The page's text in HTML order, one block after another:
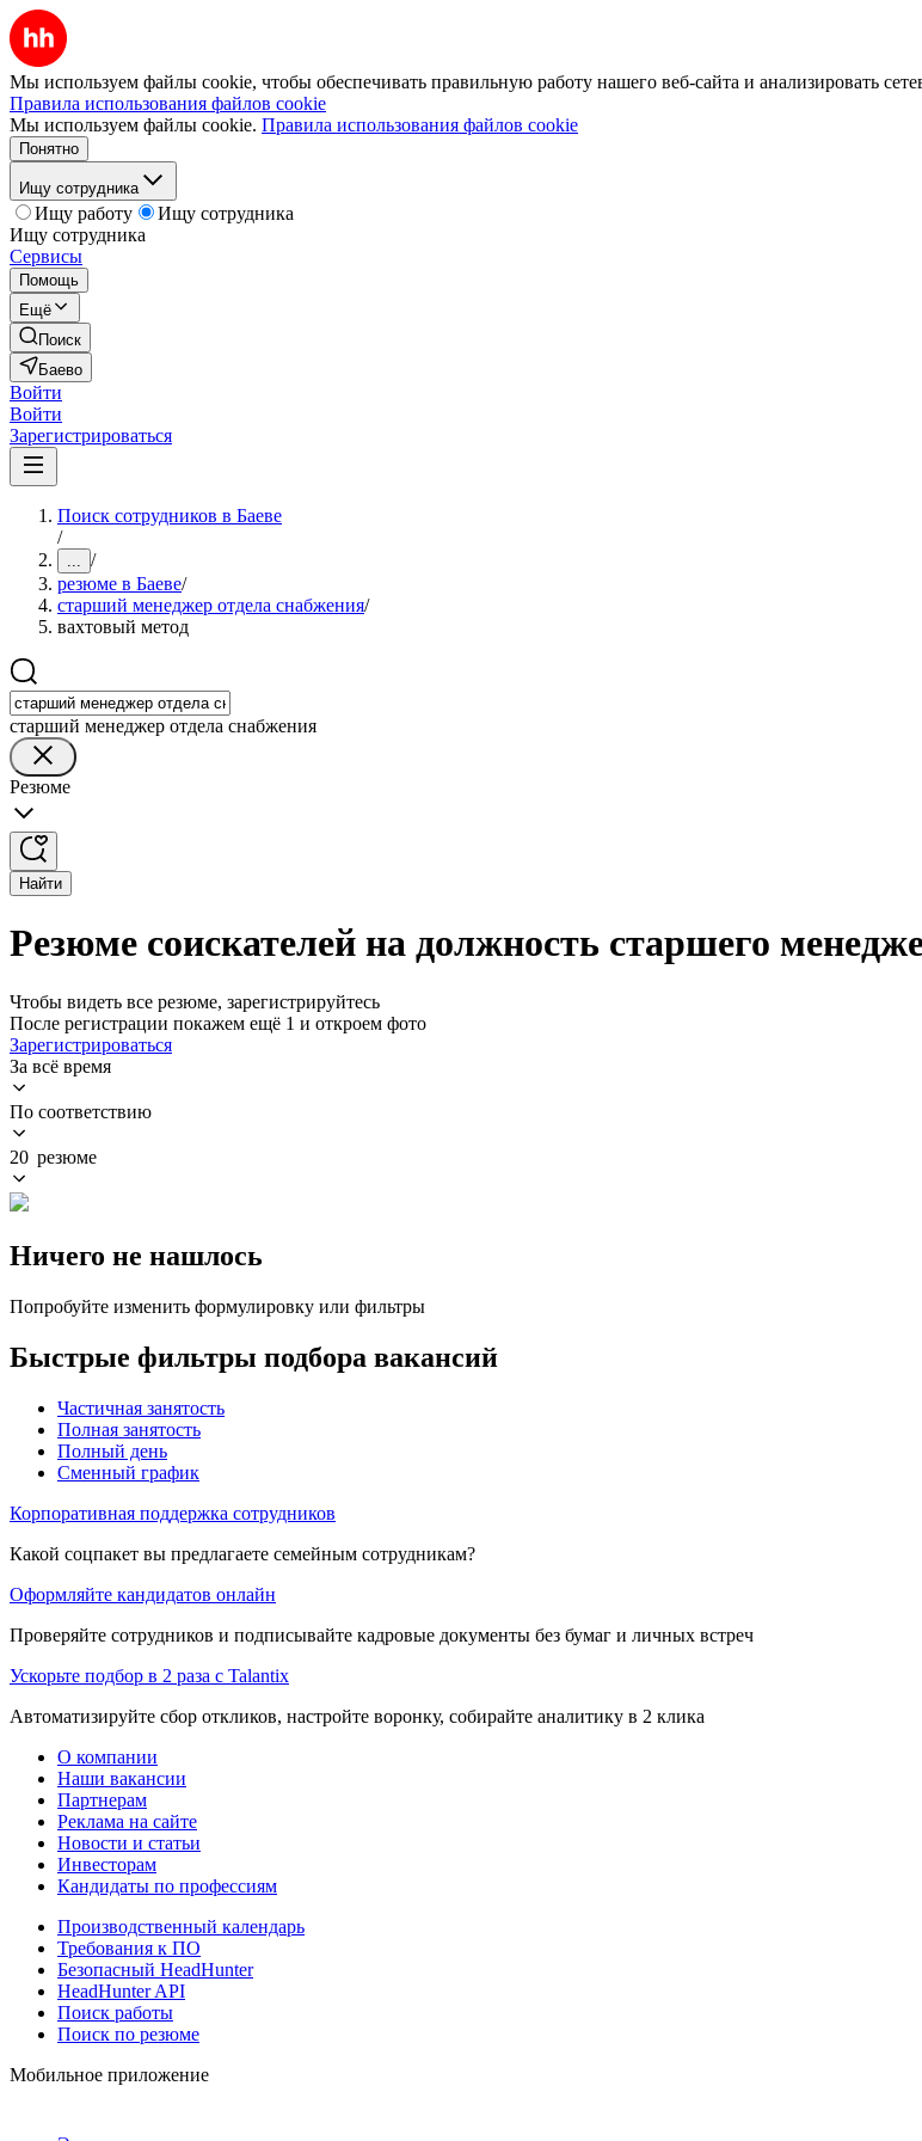
Мы используем файлы cookie, чтобы обеспечивать правильную работу нашего веб-сайта и анализировать
Правила использования файлов cookie
Мы используем файлы cookie. Правила использования файлов cookie
Понятно
Ищу сотрудника
Ищу работу
Ищу сотрудника
Ищу сотрудника
Сервисы
Помощь
Ещё
Поиск
Баево
Войти
Войти
Зарегистрироваться
Поиск сотрудников в Баеве
/
... /
резюме в Баеве/
старший менеджер отдела снабжения/
вахтовый метод
старший менеджер отдела снабжения
Резюме
Найти
Резюме соискателей на должность старшего
Чтобы видеть все резюме, зарегистрируйтесь
После регистрации покажем ещё 1 и откроем фото
Зарегистрироваться
За всё время
По соответствию
20 резюме
Ничего не нашлось
Попробуйте изменить формулировку или фильтры
Быстрые фильтры подбора вакансий
Частичная занятость
Полная занятость
Полный день
Сменный график
Корпоративная поддержка сотрудников
Какой соцпакет вы предлагаете семейным сотрудникам?
Оформляйте кандидатов онлайн
Проверяйте сотрудников и подписывайте кадровые документы без бумаг и личных встреч
Ускорьте подбор в 2 раза с Talantix
Автоматизируйте сбор откликов, настройте воронку, собирайте аналитику в 2 клика
О компании
Наши вакансии
Партнерам
Реклама на сайте
Новости и статьи
Инвесторам
Кандидаты по профессиям
Производственный календарь
Требования к ПО
Безопасный HeadHunter
HeadHunter API
Поиск работы
Поиск по резюме
Мобильное приложение